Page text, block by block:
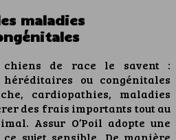
maladies
chiens de race le savent :
ou congénitales
cardiopathies, maladies
des frais importants tout au
Assur O’Poil adopte une
sujet sensible. De manière